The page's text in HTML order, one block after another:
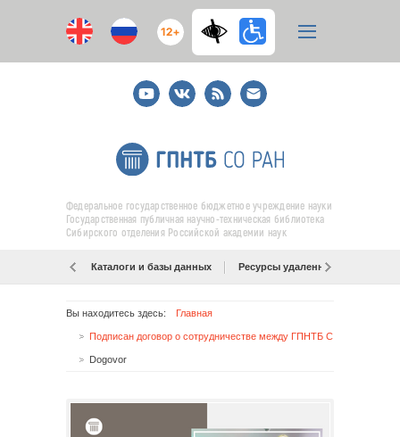
12+
YoutubeВКонтакте
RSS
E-
mail
подписка
Федеральное государственное бюджетное учреждение науки
Государственная публичная научно-техническая библиотека
Сибирского отделения Российской академии наук
Каталоги и базы данных Ресурсы удаленного доступа
Вы находитесь здесь: Главная
Dogovor